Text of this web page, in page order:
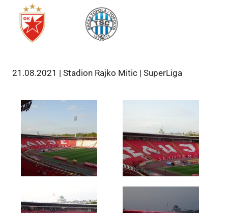
21.08.2021 | Stadion Rajko Mitic | SuperLiga